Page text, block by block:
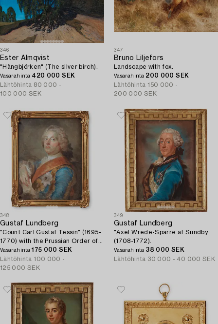
346
Ester Almqvist
"Hängbjörken" (The silver birch).
Vasarahinta 420 000 SEK
Lähtöhinta 80 000 -
100 000 SEK
347
Bruno Liljefors
Landscape with fox.
Vasarahinta 200 000 SEK
Lähtöhinta 150 000 -
200 000 SEK
348
Gustaf Lundberg
"Count Carl Gustaf Tessin" (1695-
1770) with the Prussian Order of
the Black Eagle, 1746.
Vasarahinta175 000 SEK
Lähtöhinta 100 000 -
125 000 SEK
349
Gustaf Lundberg
"Axel Wrede-Sparre af Sundby
(1708-1772).
Vasarahinta 38 000 SEK
Lähtöhinta 30 000 - 40 000 SEK